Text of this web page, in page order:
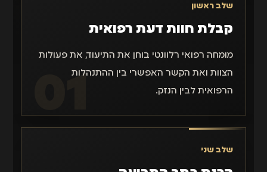
שלב ראשון
קבלת חוות דעת רפואית
מומחה רפואי רלוונטי בוחן את התיעוד, את פעולות
הצוות ואת הקשר האפשרי בין ההתנהלות
הרפואית לבין הנזק.
שלב שני